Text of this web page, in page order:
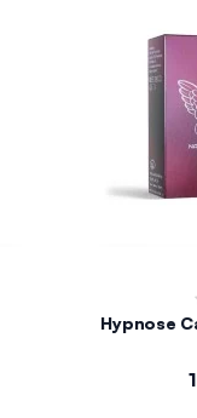
Hypnose